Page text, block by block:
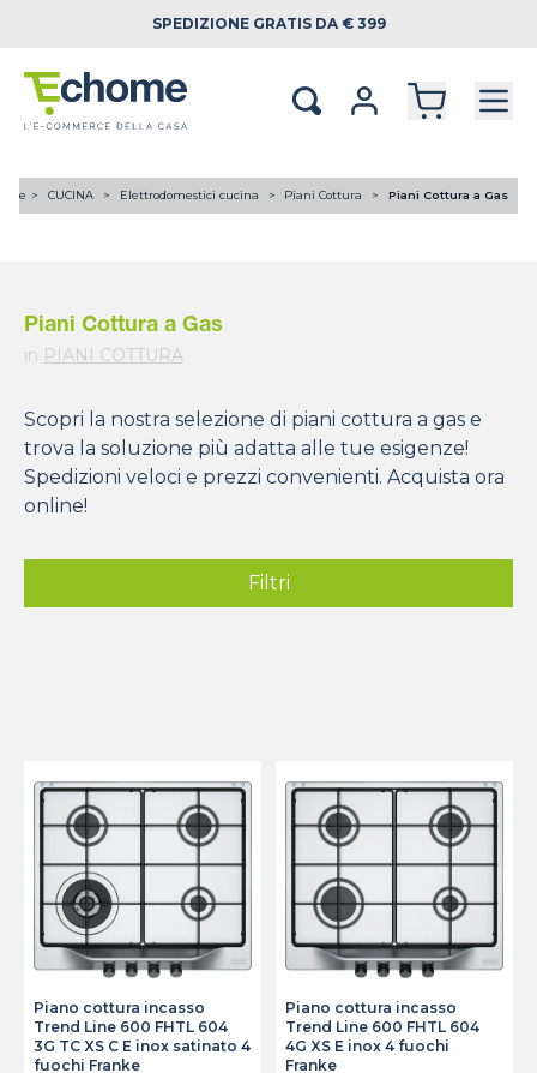
SPEDIZIONE GRATIS DA € 399
CUCINA Elettrodomestici cucina Piani Cottura Piani Cottura a Gas
Piani Cottura a Gas
in PIANI COTTURA
Scopri la nostra selezione di piani cottura a gas e
trova la soluzione più adatta alle tue esigenze!
Spedizioni veloci e prezzi convenienti. Acquista ora
online!
Filtri
Piano cottura incasso
Trend Line 600 FHTL 604
3G TC XS C E inox satinato 4
fuochi Franke
Piano cottura incasso
Trend Line 600 FHTL 604
4G XS E inox 4 fuochi
Franke